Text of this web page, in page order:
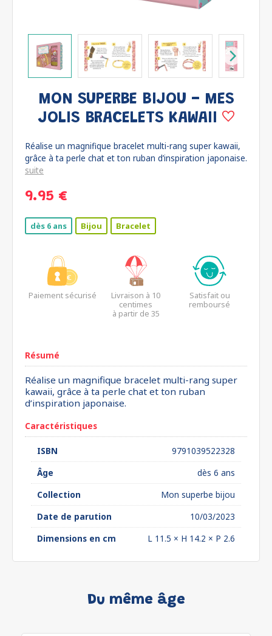
MON SUPERBE BIJOU - MES
JOLIS BRACELETS KAWAII
Réalise un magnifique bracelet multi-rang super kawaii,
grâce à ta perle chat et ton ruban d’inspiration japonaise.
suite
9.95 €
dès 6 ans Bijou Bracelet
Paiement sécurisé
Livraison à 10
centimes
à partir de 35
Satisfait ou
remboursé
Résumé
Réalise un magnifique bracelet multi-rang super
kawaii, grâce à ta perle chat et ton ruban
d’inspiration japonaise.
Caractéristiques
ISBN
9791039522328
Âge
dès 6 ans
Collection
Mon superbe bijou
Date de parution
10/03/2023
Dimensions en cm
L 11.5 × H 14.2 × P 2.6
Du même âge